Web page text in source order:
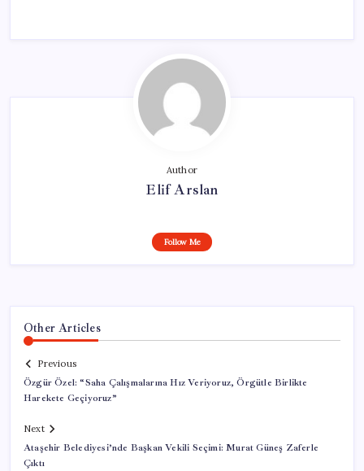
Author
Elif Arslan
Follow Me
Other Articles
Previous
Özgür Özel: “Saha Çalışmalarına Hız Veriyoruz, Örgütle Birlikte
Harekete Geçiyoruz”
Next
Ataşehir Belediyesi’nde Başkan Vekili Seçimi: Murat Güneş Zaferle
Çıktı